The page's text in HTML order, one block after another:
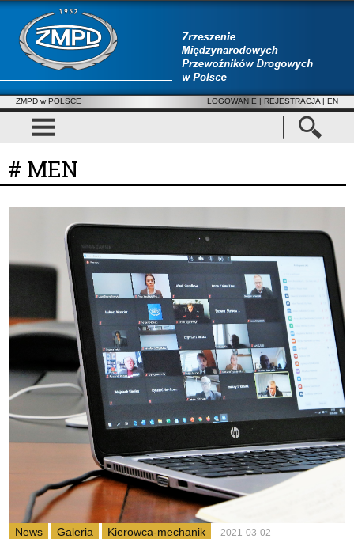
ZMPD w POLSCE LOGOWANIE | REJESTRACJA | EN
# MEN
News Galeria Kierowca-mechanik 2021-03-02